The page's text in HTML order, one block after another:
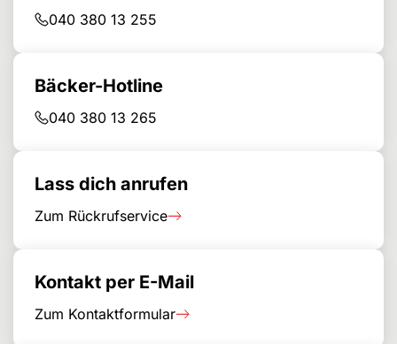
040 380 13 255
Bäcker-Hotline
040 380 13 265
Lass dich anrufen
Zum Rückrufservice
Kontakt per E-Mail
Zum Kontaktformular